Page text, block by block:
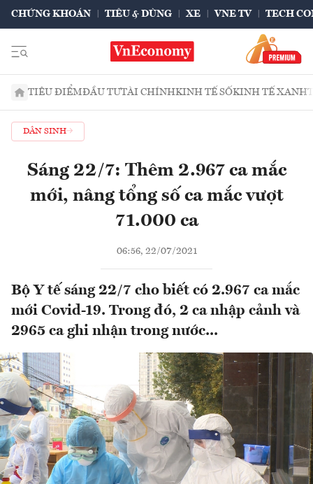
CHỨNG KHOÁN TIÊU & DÙNG XE VNE TV TECH
TIÊU ĐIỂMĐẦU TƯTÀI CHÍNHKINH TẾ SỐKINH TẾ XANH
DÂN SINH
Sáng 22/7: Thêm 2.967 ca mắc
mới, nâng tổng số ca mắc vượt
71.000 ca
06:56, 22/07/2021
Bộ Y tế sáng 22/7 cho biết có 2.967 ca mắc
mới Covid-19. Trong đó, 2 ca nhập cảnh và
2965 ca ghi nhận trong nước...